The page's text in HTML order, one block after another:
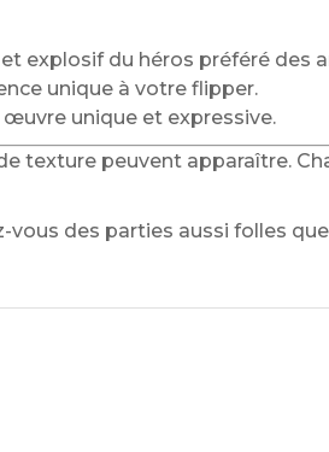
explosif du héros préféré des
unique à votre flipper.
unique et expressive.
texture peuvent apparaître.
des parties aussi folles